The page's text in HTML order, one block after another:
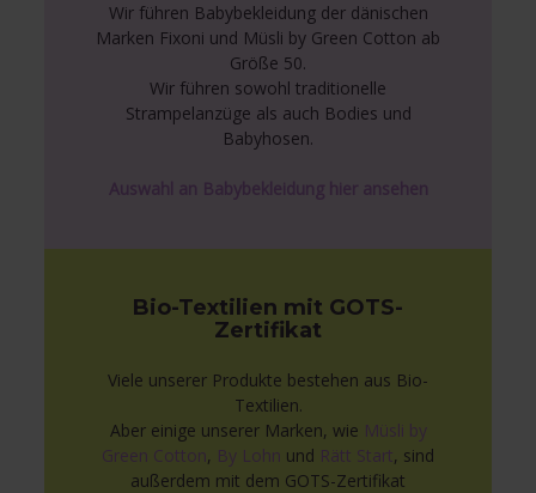
Wir führen Babybekleidung der dänischen
Marken Fixoni und Müsli by Green Cotton ab
Größe 50.
Wir führen sowohl traditionelle
Strampelanzüge als auch Bodies und
Babyhosen.
Auswahl an Babybekleidung hier ansehen
Bio-Textilien mit GOTS-
Zertifikat
Viele unserer Produkte bestehen aus Bio-
Textilien.
Aber einige unserer Marken, wie Müsli by
Green Cotton, By Lohn und Rätt Start, sind
außerdem mit dem GOTS-Zertifikat